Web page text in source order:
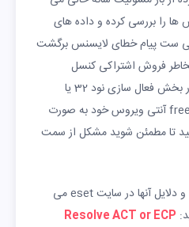
ها را بررسی کرده و داده های
ست پیام خطای لایسنس برگشت
فروش اشتراکی کنسل
شدند.برای اطمینان میتوانید در بخش فعال سازی نود 32 یا
اینترنت سکیوریتی گزینه free trial آنتی ویروس خود به صورت
تا مطمئن شوید مشکل از سمت
برای دیدن لیست خطا نود 32 و دلایل آنها در سایت eset می
Resolve ACT or ECP